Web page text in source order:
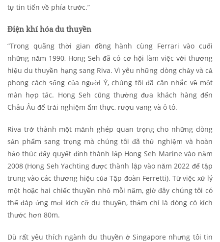
tự tin tiến về phía trước.”
Điện khí hóa du thuyền
“Trong quãng thời gian đồng hành cùng Ferrari vào cuối
những năm 1990, Hong Seh đã có cơ hội làm việc với thương
hiệu du thuyền hạng sang Riva. Vì yêu những dòng chảy và cả
phong cách sống của người Ý, chúng tôi đã cân nhắc về một
màn hợp tác. Hong Seh cũng thường đưa khách hàng đến
Châu Âu để trải nghiệm ẩm thực, rượu vang và ô tô.
Riva trở thành một mảnh ghép quan trọng cho những dòng
sản phẩm sang trọng mà chúng tôi đã thử nghiệm và hoàn
hảo thúc đẩy quyết định thành lập Hong Seh Marine vào năm
2008 (Hong Seh Yachting được thành lập vào năm 2022 để tập
trung vào các thương hiệu của Tập đoàn Ferretti). Từ việc xử lý
một hoặc hai chiếc thuyền nhỏ mỗi năm, giờ đây chúng tôi có
thể đáp ứng mọi kích cỡ du thuyền, thậm chí là dòng có kích
thước hơn 80m.
Dù rất yêu thích ngành du thuyền ở Singapore nhưng tôi tin